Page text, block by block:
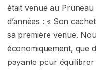
était venue au
d’années : « Son
sa première venue.
économiquement, que
payante pour équilibrer